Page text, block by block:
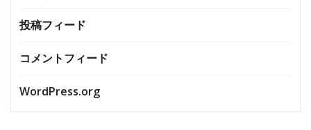
投稿フィード
コメントフィード
WordPress.org